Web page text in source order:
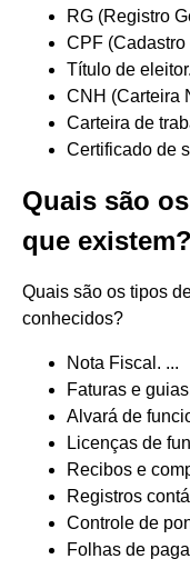
RG (Registro
CPF (Cadastro
Título de
CNH (Carteira
Carteira de
Certificado de
Quais são
que existem?
Quais são os tipos
conhecidos?
Nota Fiscal. ...
Faturas e
Alvará de
Licenças de
Recibos e
Registros
Controle de
Folhas de